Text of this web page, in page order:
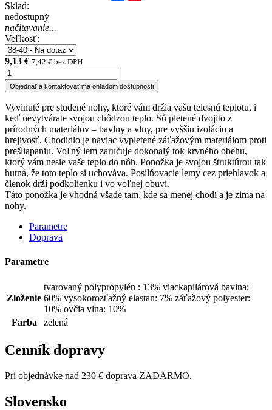
Sklad:
nedostupný
načitavanie...
Veľkosť:
9,13 € 7,42 € bez DPH
Objednať a kontaktovať ma ohľadom dostupnosti
Vyvinuté pre studené nohy, ktoré vám držia vašu telesnú teplotu, i
keď nevytvárate svojou chôdzou teplo. Sú pletené dvojito z
prírodných materiálov – bavlny a vlny, pre vyššiu izoláciu a
hrejivosť. Chodidlo je naviac vypletené záťažovým materiálom proti
prešliapaniu. Voľný lem zaručuje dokonalý tok krvného obehu,
ktorý vám nesie vaše teplo do nôh. Ponožka je svojou štruktúrou tak
hutná, že toto teplo si uchováva. Posilňovacie lemy cez priehlavok a
členok drží podkolienku i vo voľnej obuvi.
Táto ponožka je vhodná všade tam, kde sa menej chodí a je zima na
nohy.
Parametre
Doprava
Parametre
Zloženie
tvarovaný polypropylén : 13% viackapilárová bavlna:
60% vysokorozťažný elastan: 7% záťažový polyester:
10% ovčia vlna: 10%
Farba
zelená
Cenník dopravy
Pri objednávke nad 230 € doprava ZADARMO.
Slovensko